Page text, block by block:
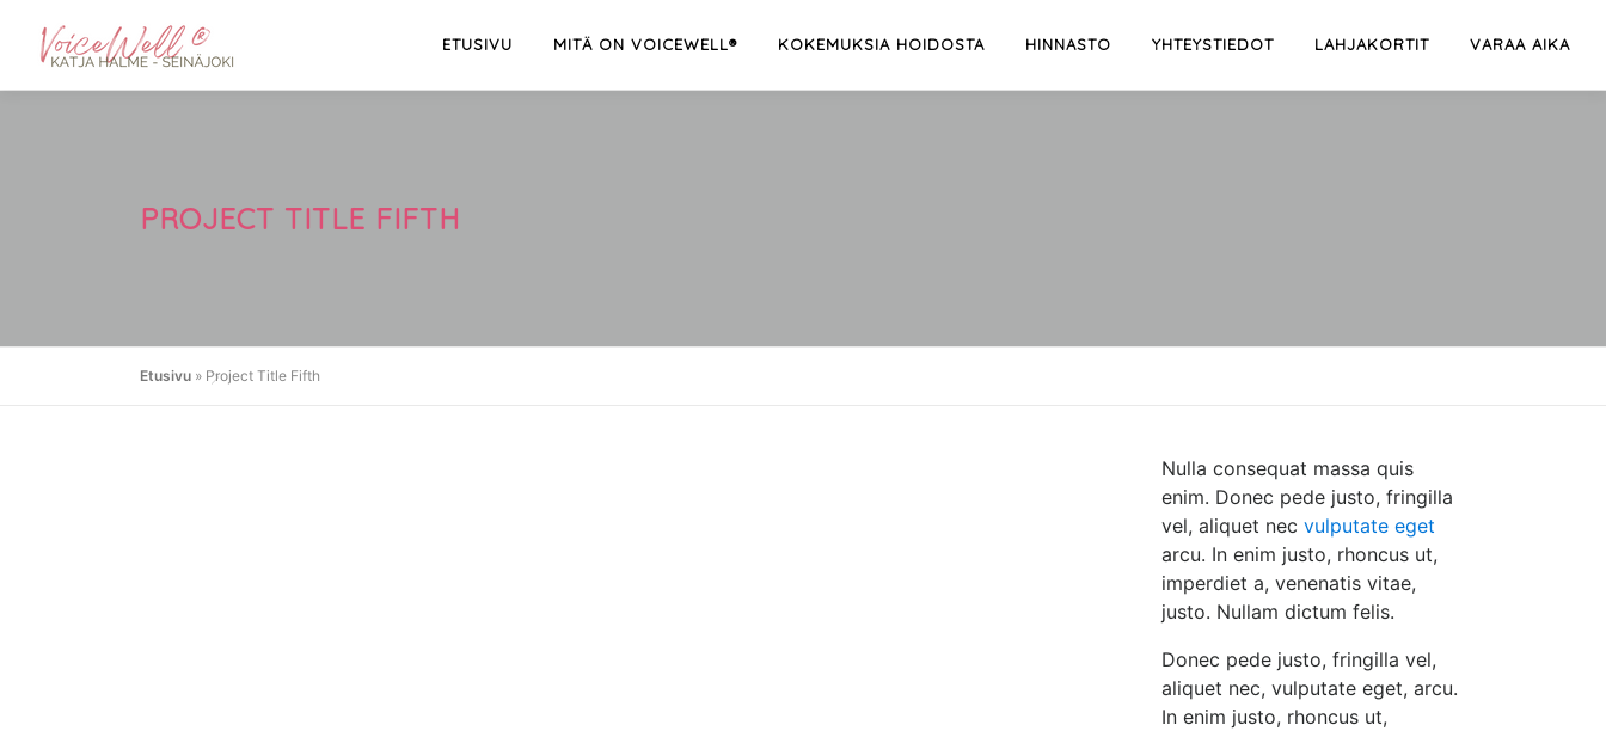
sisältöön
ETUSIVU MITÄ ON VOICEWELL® KOKEMUKSIA HOIDOSTA HINNASTO YHTEYSTIEDOT LAHJAKORTIT VARAA AIKA
PROJECT TITLE FIFTH
Etusivu » Project Title Fifth
Nulla consequat massa quis
enim. Donec pede justo, fringilla
vel, aliquet nec vulputate eget
arcu. In enim justo, rhoncus ut,
imperdiet a, venenatis vitae,
justo. Nullam dictum felis.
Donec pede justo, fringilla vel,
aliquet nec, vulputate eget, arcu.
In enim justo, rhoncus ut,